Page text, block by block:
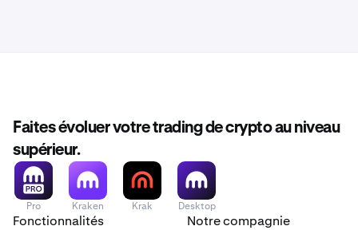
Faites évoluer votre trading de crypto au niveau
supérieur.
Pro Kraken Krak Desktop
Fonctionnalités Notre compagnie